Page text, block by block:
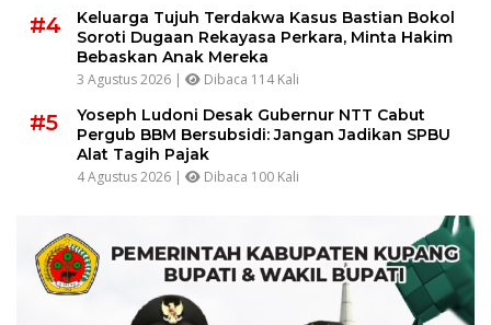
#4
Keluarga Tujuh Terdakwa Kasus Bastian Bokol
Soroti Dugaan Rekayasa Perkara, Minta Hakim
Bebaskan Anak Mereka
3 Agustus 2026 | Dibaca 114 Kali
#5
Yoseph Ludoni Desak Gubernur NTT Cabut
Pergub BBM Bersubsidi: Jangan Jadikan SPBU
Alat Tagih Pajak
4 Agustus 2026 | Dibaca 100 Kali